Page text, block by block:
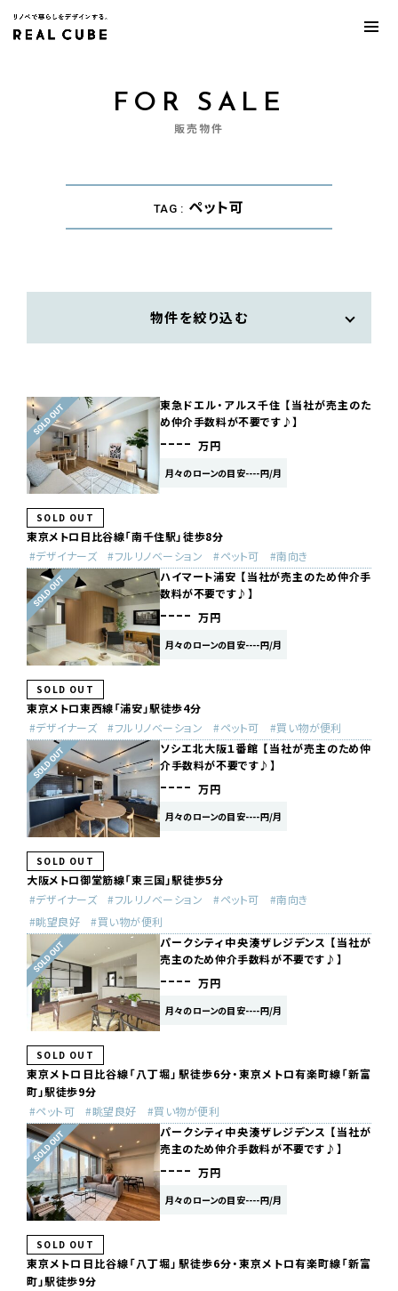
FOR SALE
販売物件
TAG : ペット可
物件を絞り込む
東急ドエル・アルス千住 【当社が売主のた
め仲介手数料が不要です♪】
---- 万円
月々のローンの目安----円/月
SOLD OUT
東京メトロ日比谷線「南千住駅」徒歩8分
デザイナーズ
フルリノベーション ペット可
南向き
ハイマート浦安 【当社が売主のため仲介手
数料が不要です♪】
---- 万円
月々のローンの目安----円/月
SOLD OUT
東京メトロ東西線「浦安」駅徒歩4分
デザイナーズ
フルリノベーション ペット可
買い物が便利
ソシエ北大阪１番館 【当社が売主のため仲
介手数料が不要です♪】
---- 万円
月々のローンの目安----円/月
SOLD OUT
⼤阪メトロ御堂筋線「東三国」駅徒歩5分
デザイナーズ
フルリノベーション ペット可
南向き
眺望良好
買い物が便利
パークシティ中央湊ザレジデンス 【当社が
売主のため仲介手数料が不要です♪】
---- 万円
月々のローンの目安----円/月
SOLD OUT
東京メトロ日比谷線「八丁堀」駅徒歩6分・東京メトロ有楽町線「新富
町」駅徒歩9分
ペット可
眺望良好
買い物が便利
パークシティ中央湊ザレジデンス 【当社が
売主のため仲介手数料が不要です♪】
---- 万円
月々のローンの目安----円/月
SOLD OUT
東京メトロ日比谷線「八丁堀」駅徒歩6分・東京メトロ有楽町線「新富
町」駅徒歩9分